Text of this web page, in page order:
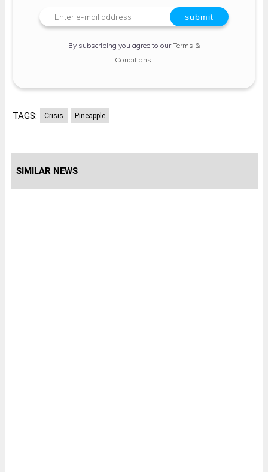
By subscribing you agree to ourTerms &
Conditions
TAGS: Crisis Pineapple
SIMILAR NEWS